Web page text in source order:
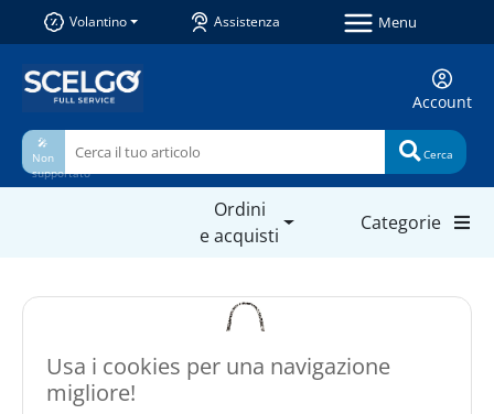
Usa i cookies per una navigazione
migliore!
Volantino Assistenza Menu
Account
🎤
Non
supportato
Cerca
Ordini
e acquisti
Categorie